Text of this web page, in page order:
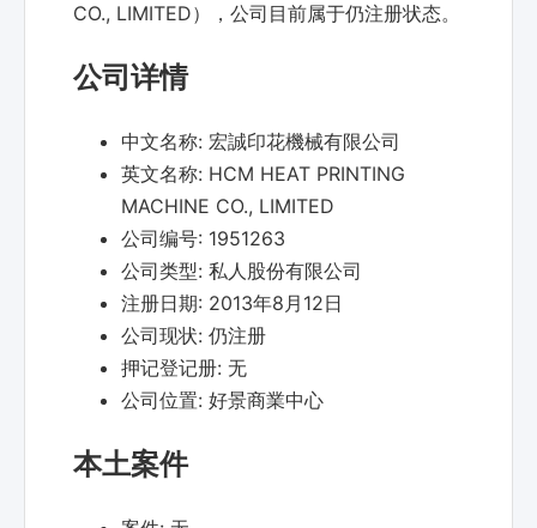
CO., LIMITED），公司目前属于仍注册状态。
公司详情
中文名称: 宏誠印花機械有限公司
英文名称: HCM HEAT PRINTING
MACHINE CO., LIMITED
公司编号: 1951263
公司类型: 私人股份有限公司
注册日期: 2013年8月12日
公司现状: 仍注册
押记登记册: 无
公司位置: 好景商業中心
本土案件